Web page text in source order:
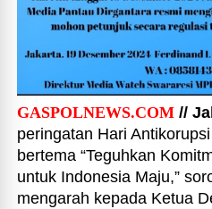
GASPOLNEWS.COM //
peringatan Hari
bertema “Teguhkan
untuk Indonesia Maju,”
mengarah kepada Ketua